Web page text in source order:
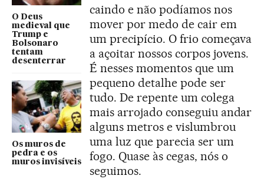
O Deus
medieval que
Trump e
Bolsonaro
tentam
desenterrar
Os muros de
pedra e os
muros invisíveis
caindo e não podíamos nos
mover por medo de cair em
um precipício. O frio começava
a açoitar nossos corpos jovens.
É nesses momentos que um
pequeno detalhe pode ser
tudo. De repente um colega
mais arrojado conseguiu andar
alguns metros e vislumbrou
uma luz que parecia ser um
fogo. Quase às cegas, nós o
seguimos.